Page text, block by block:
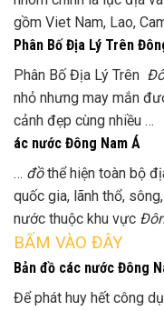
gồm Viet Nam, Lao,
Phân Bố Địa Lý Trên
Phân Bố Địa Lý Trên
nhỏ nhưng may mắn
cảnh đẹp cùng nhiều …
ác nước Đông Nam Á
… đồthể hiện toàn bộ
quốc gia, lãnh thổ,
nước thuộc khu vực
BẤM VÀO ĐÂY
Bản đồ các nước Đông
Để phát huy hết công